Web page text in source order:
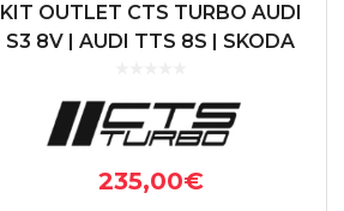
KIT OUTLET CTS TURBO AUDI
S3 8V | AUDI TTS 8S | SKODA
VOLKSWAGEN GOLF MK 7 GTI –
TCR &...
235,00€